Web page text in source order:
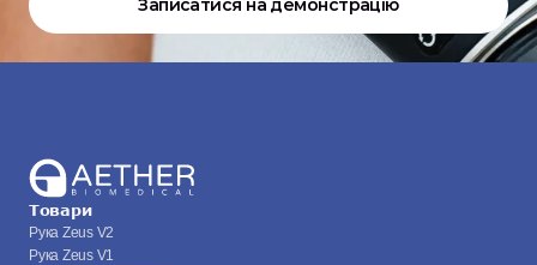
Записатися на демонстрацію
Товари
Рука Zeus V2
Рука Zeus V1